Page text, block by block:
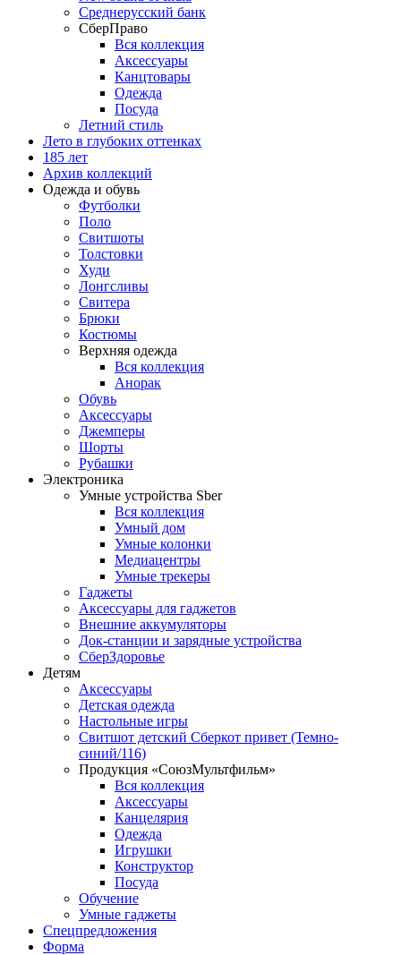
Среднерусский банк
СберПраво
Вся коллекция
Аксессуары
Канцтовары
Одежда
Посуда
Летний стиль
Лето в глубоких оттенках
185 лет
Архив коллекций
Одежда и обувь
Футболки
Поло
Свитшоты
Толстовки
Худи
Лонгсливы
Свитера
Брюки
Костюмы
Верхняя одежда
Вся коллекция
Анорак
Обувь
Аксессуары
Джемперы
Шорты
Рубашки
Электроника
Умные устройства Sber
Вся коллекция
Умный дом
Умные колонки
Медиацентры
Умные трекеры
Гаджеты
Аксессуары для гаджетов
Внешние аккумуляторы
Док-станции и зарядные устройства
СберЗдоровье
Детям
Аксессуары
Детская одежда
Настольные игры
Свитшот детский Сберкот привет (Темно-
синий/116)
Продукция «СоюзМультфильм»
Вся коллекция
Аксессуары
Канцелярия
Одежда
Игрушки
Конструктор
Посуда
Обучение
Умные гаджеты
Спецпредложения
Форма